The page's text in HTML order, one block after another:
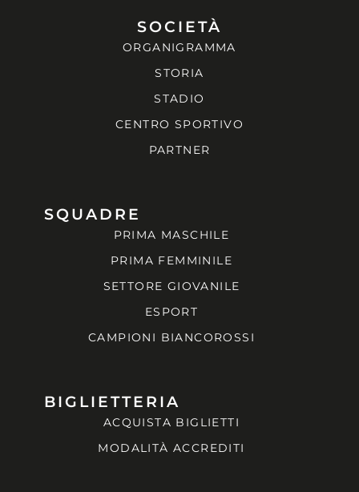
SOCIETÀ
ORGANIGRAMMA
STORIA
STADIO
CENTRO SPORTIVO
PARTNER
SQUADRE
PRIMA MASCHILE
PRIMA FEMMINILE
SETTORE GIOVANILE
ESPORT
CAMPIONI BIANCOROSSI
BIGLIETTERIA
ACQUISTA BIGLIETTI
MODALITÀ ACCREDITI